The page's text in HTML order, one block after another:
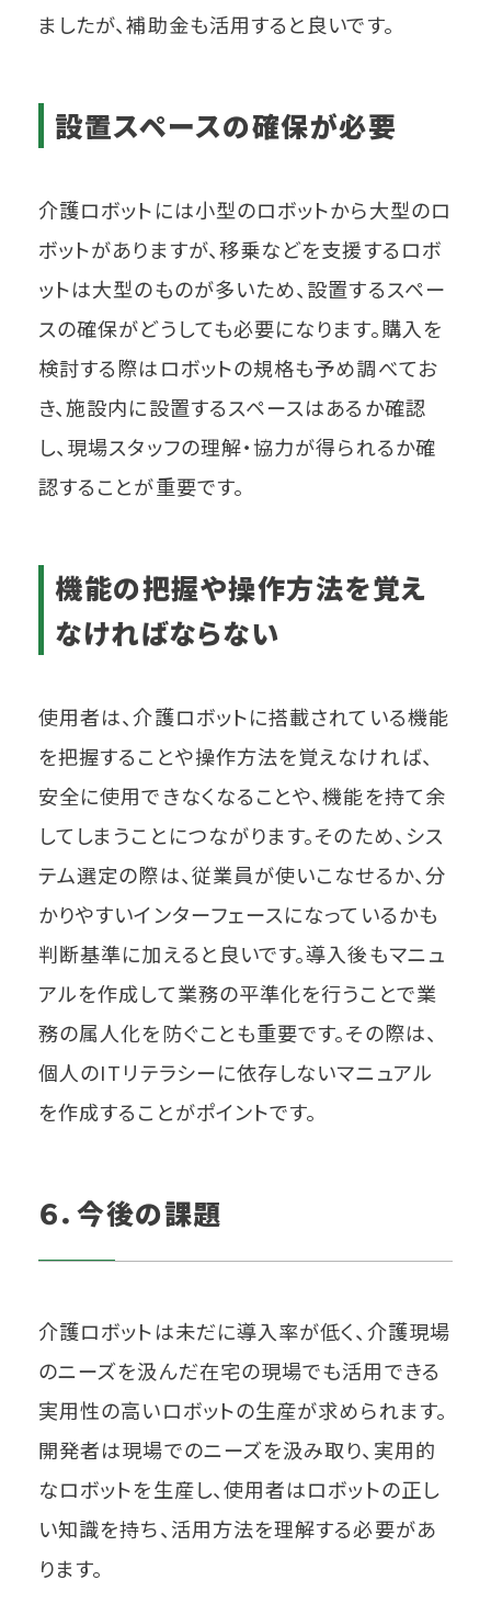
ましたが、補助金も活用すると良いです。
設置スペースの確保が必要
介護ロボットには小型のロボットから大型のロ
ボットがありますが、移乗などを支援するロボ
ットは大型のものが多いため、設置するスペー
スの確保がどうしても必要になります。購入を
検討する際はロボットの規格も予め調べてお
き、施設内に設置するスペースはあるか確認
し、現場スタッフの理解・協力が得られるか確
認することが重要です。
機能の把握や操作方法を覚え
なければならない
使用者は、介護ロボットに搭載されている機能
を把握することや操作方法を覚えなければ、
安全に使用できなくなることや、機能を持て余
してしまうことにつながります。そのため、シス
テム選定の際は、従業員が使いこなせるか、分
かりやすいインターフェースになっているかも
判断基準に加えると良いです。導入後もマニュ
アルを作成して業務の平準化を行うことで業
務の属人化を防ぐことも重要です。その際は、
個人のITリテラシーに依存しないマニュアル
を作成することがポイントです。
６．今後の課題
介護ロボットは未だに導入率が低く、介護現場
のニーズを汲んだ在宅の現場でも活用できる
実用性の高いロボットの生産が求められます。
開発者は現場でのニーズを汲み取り、実用的
なロボットを生産し、使用者はロボットの正し
い知識を持ち、活用方法を理解する必要があ
ります。